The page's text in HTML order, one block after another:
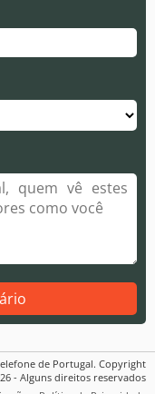
de Portugal. Copyright
- Alguns direitos reservados